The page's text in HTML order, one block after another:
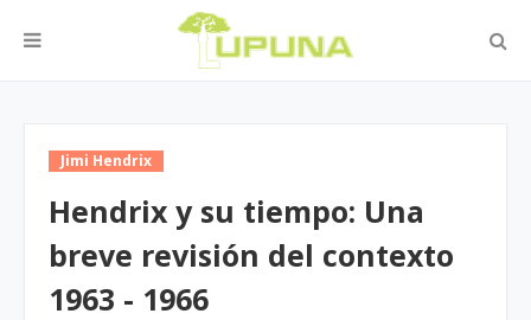
Jimi Hendrix
Hendrix y su tiempo: Una
breve revisión del contexto
1963 - 1966